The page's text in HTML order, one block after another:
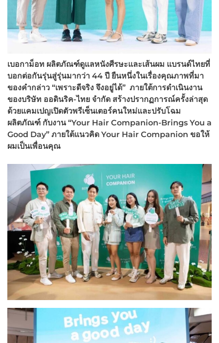
เบอกาม็อท ผลิตภัณฑ์ดูแลหนังศีรษะและเส้นผม แบรนด์ไทยที่
บอกต่อกันรุ่นสู่รุ่นมากว่า 44 ปี ยืนหนึ่งในเรื่องคุณภาพที่มา
ของคำกล่าว “เพราะดีจริง จึงอยู่ได้” ภายใต้การดำเนินงาน
ของบริษัท ออดินริค-ไทย จำกัด สร้างปรากฏการณ์ครั้งล่าสุด
ด้วยแคมเปญเปิดตัวพรีเซ็นเตอร์คนใหม่และปรับโฉม
ผลิตภัณฑ์ กับงาน “Your Hair Companion-Brings You a
Good Day” ภายใต้แนวคิด Your Hair Companion ขอให้
ผมเป็นเพื่อนคุณ